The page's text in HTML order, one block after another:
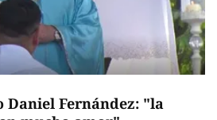
Daniel Fernández: "la